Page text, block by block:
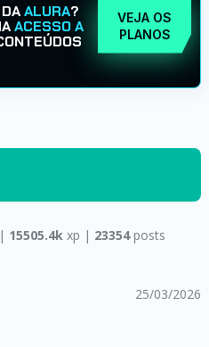
ALURA?
ACESSO A
VEJA OS
PLANOS
| 15505.4k xp | 23354posts
25/03/2026